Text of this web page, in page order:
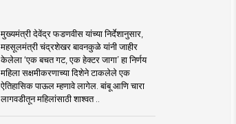
मुख्यमंत्री देवेंद्र फडणवीस यांच्या निर्देशानुसार,
महसूलमंत्री चंद्रशेखर बावनकुळे यांनी जाहीर
केलेला ‘एक बचत गट, एक हेक्टर जागा’ हा निर्णय
महिला सक्षमीकरणाच्या दिशेने टाकलेले एक
ऐतिहासिक पाऊल म्हणावे लागेल. बांबू आणि चारा
लागवडीतून महिलांसाठी शाश्वत ..